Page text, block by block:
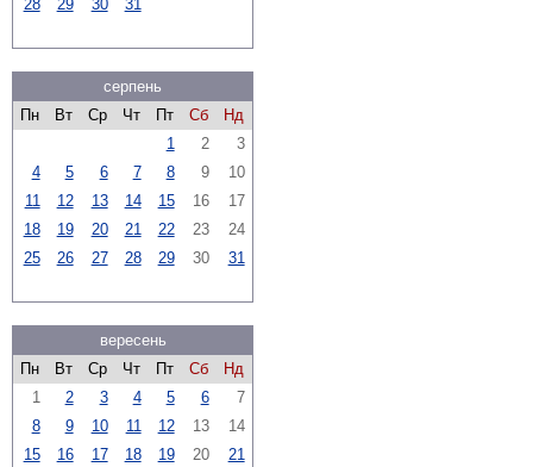
28 29 30 31
серпень
Пн
Вт Ср Чт Пт Сб
Нд
1
2
3
4
5 6 7 8 9
10
11
12 13 14 15 16
17
18
19 20 21 22 23
24
25
26 27 28 29 30 31
вересень
Пн
Вт Ср Чт Пт Сб
Нд
1
2 3 4 5 6
7
8
9 10 11 12 13
14
15
16 17 18 19 20
21